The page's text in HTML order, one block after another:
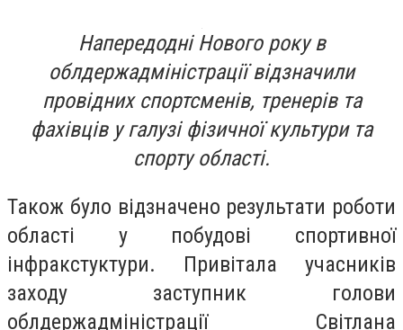
Напередодні Нового року в
облдержадміністрації відзначили
провідних спортсменів, тренерів та
фахівців у галузі фізичної культури та
спорту області.
Також було відзначено результати роботи
області у побудові спортивної
інфракстуктури. Привітала учасників
заходу заступник голови
облдержадміністрації Світлана